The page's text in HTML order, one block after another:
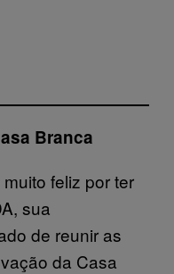
Branca
feliz por ter
sua
de reunir as
da Casa